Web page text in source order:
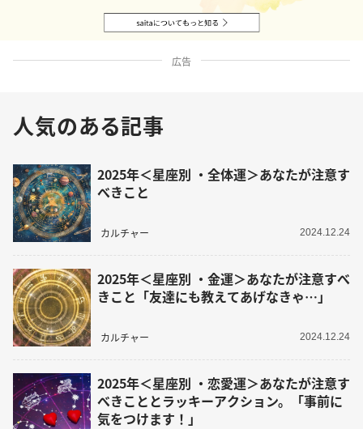
広告
人気のある記事
2025年＜星座別 ・全体運＞あなたが注意す
べきこと
カルチャー 2024.12.24
2025年＜星座別 ・金運＞あなたが注意すべ
きこと「友達にも教えてあげなきゃ…」
カルチャー 2024.12.24
2025年＜星座別 ・恋愛運＞あなたが注意す
べきこととラッキーアクション。「事前に
気をつけます！」